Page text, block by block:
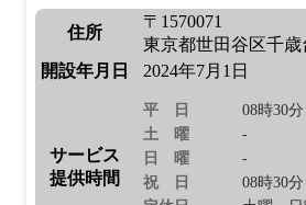
住所
〒1570071
東京都世田谷区千歳
開設年月日
2024年7月1日
サービス
提供時間
平日
08時30
土曜
-
日曜
-
祝日
08時30